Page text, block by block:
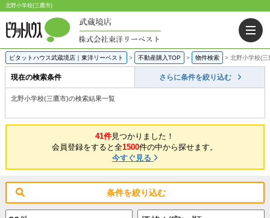
北野小学校(三鷹市)
ピタットハウス武蔵境店｜東洋リーベスト > 不動産購入TOP > 物件検索 > 北野小学校(三
現在の検索条件 さらに条件を絞り込む
北野小学校(三鷹市)の検索結果一覧
41件見つかりました！
会員登録をすると全1500件の中から探せます。
今すぐ見る
条件を絞り込む